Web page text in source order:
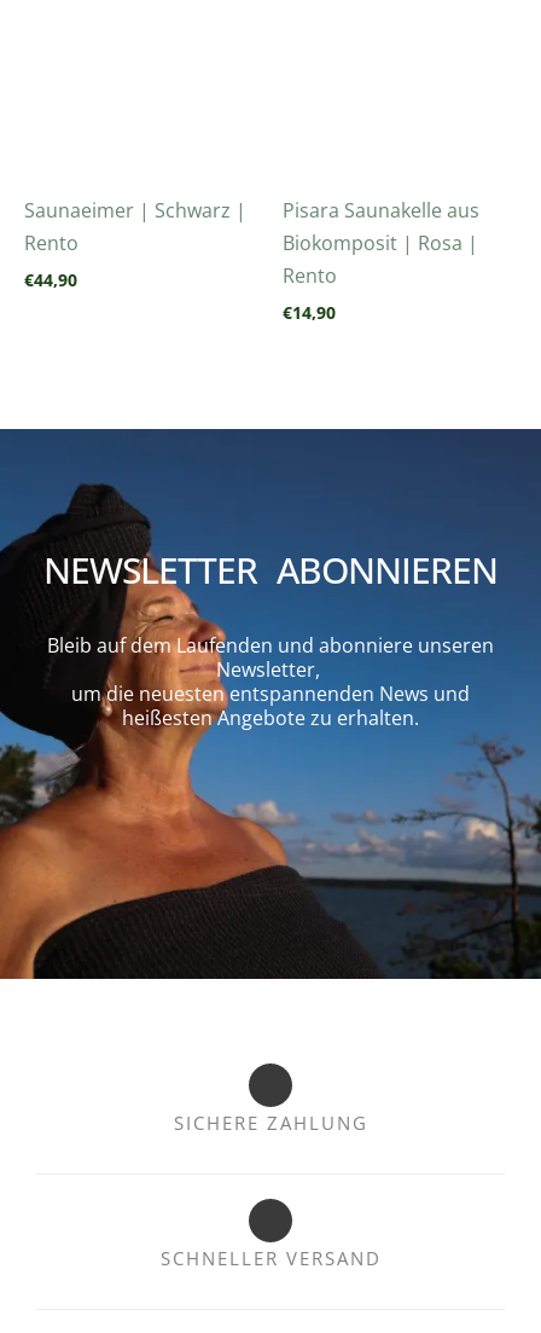
Saunaeimer | Schwarz |
Rento
€44,90
Pisara Saunakelle aus
Biokomposit | Rosa |
Rento
€14,90
NEWSLETTER ABONNIEREN
Bleib auf dem Laufenden und abonniere unseren
Newsletter,
um die neuesten entspannenden News und
heißesten Angebote zu erhalten.
SICHERE ZAHLUNG
SCHNELLER VERSAND